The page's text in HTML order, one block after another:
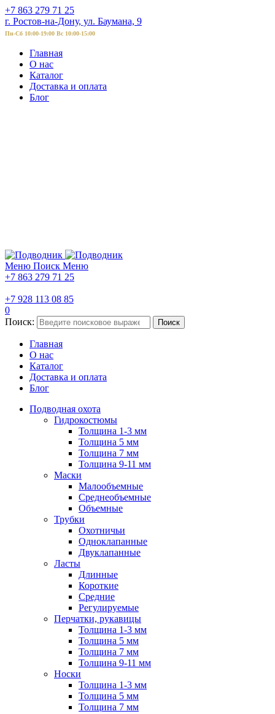
+7 863 279 71 25
г. Ростов-на-Дону, ул. Баумана, 9
Пн-Сб 10:00-19:00 Вс 10:00-15:00
Главная
О нас
Каталог
Доставка и оплата
Блог
Меню Поиск Меню
+7 863 279 71 25
+7 928 113 08 85
0
Поиск:
Поиск
Главная
О нас
Каталог
Доставка и оплата
Блог
Подводная охота
Гидрокостюмы
Толщина 1-3 мм
Толщина 5 мм
Толщина 7 мм
Толщина 9-11 мм
Маски
Малообъемные
Среднеобъемные
Объемные
Трубки
Охотничьи
Одноклапанные
Двуклапанные
Ласты
Длинные
Короткие
Средние
Регулируемые
Перчатки, рукавицы
Толщина 1-3 мм
Толщина 5 мм
Толщина 7 мм
Толщина 9-11 мм
Носки
Толщина 1-3 мм
Толщина 5 мм
Толщина 7 мм